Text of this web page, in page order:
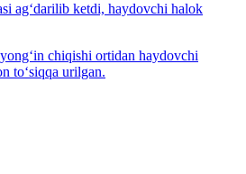
ag‘darilib ketdi, haydovchi halok
chiqishi ortidan haydovchi
to‘siqqa urilgan.